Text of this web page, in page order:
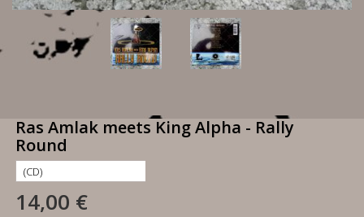
Ras Amlak meets King Alpha - Rally
Round
14,00 €